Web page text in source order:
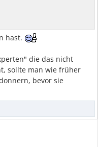
hast.
die das nicht
sollte man wie früher
bevor sie